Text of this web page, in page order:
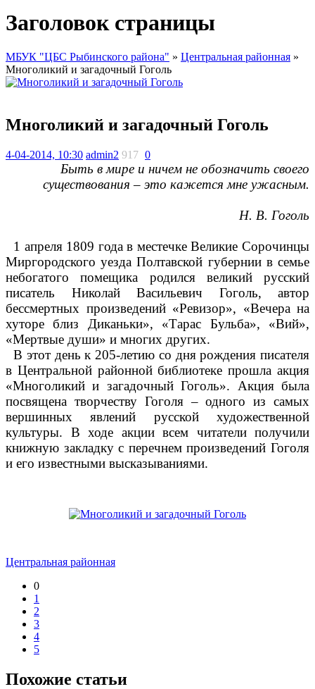
Заголовок страницы
МБУК "ЦБС Рыбинского района" » Центральная районная »
Многоликий и загадочный Гоголь
Многоликий и загадочный Гоголь
4-04-2014, 10:30 admin2 917 0
Быть в мире и ничем не обозначить своего
существования – это кажется мне ужасным.
Н. В. Гоголь
1 апреля 1809 года в местечке Великие Сорочинцы
Миргородского уезда Полтавской губернии в семье
небогатого помещика родился великий русский
писатель Николай Васильевич Гоголь, автор
бессмертных произведений «Ревизор», «Вечера на
хуторе близ Диканьки», «Тарас Бульба», «Вий»,
«Мертвые души» и многих других.
В этот день к 205-летию со дня рождения писателя
в Центральной районной библиотеке прошла акция
«Многоликий и загадочный Гоголь». Акция была
посвящена творчеству Гоголя – одного из самых
вершинных явлений русской художественной
культуры. В ходе акции всем читатели получили
книжную закладку с перечнем произведений Гоголя
и его известными высказываниями.
Центральная районная
0
1
2
3
4
5
Похожие статьи